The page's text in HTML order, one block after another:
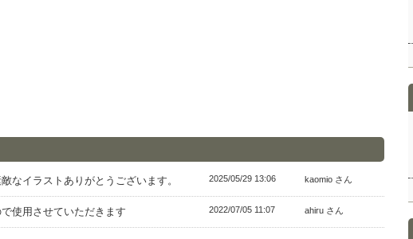
なイラストありがとうございます。 2025/05/29 13:06 kaomio さん
使用させていただきます 2022/07/05 11:07 ahiru さん